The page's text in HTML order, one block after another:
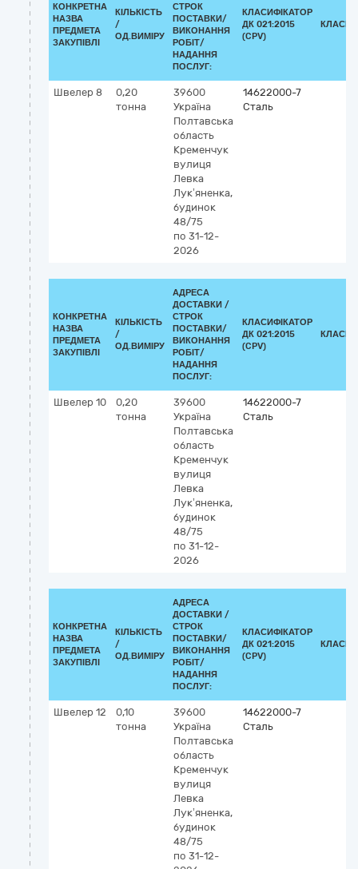
КОНКРЕТНА
НАЗВА
ПРЕДМЕТА
ЗАКУПІВЛІ
КІЛЬКІСТЬ
/
ОД.ВИМІРУ
СТРОК
ПОСТАВКИ/
ВИКОНАННЯ
РОБІТ/
НАДАННЯ
ПОСЛУГ:
КЛАСИФІКАТОР
ДК 021:2015
(CPV)
Швелер 8
0,20
тонна
39600
Україна
Полтавська
область
Кременчук
вулиця
Левка
Лук’яненка,
будинок
48/75
по 31-12-
2026
14622000-7
Сталь
КОНКРЕТНА
НАЗВА
ПРЕДМЕТА
ЗАКУПІВЛІ
КІЛЬКІСТЬ
/
ОД.ВИМІРУ
АДРЕСА
ДОСТАВКИ /
СТРОК
ПОСТАВКИ/
ВИКОНАННЯ
РОБІТ/
НАДАННЯ
ПОСЛУГ:
КЛАСИФІКАТОР
ДК 021:2015
(CPV)
Швелер 10
0,20
тонна
39600
Україна
Полтавська
область
Кременчук
вулиця
Левка
Лук’яненка,
будинок
48/75
по 31-12-
2026
14622000-7
Сталь
КОНКРЕТНА
НАЗВА
ПРЕДМЕТА
ЗАКУПІВЛІ
КІЛЬКІСТЬ
/
ОД.ВИМІРУ
АДРЕСА
ДОСТАВКИ /
СТРОК
ПОСТАВКИ/
ВИКОНАННЯ
РОБІТ/
НАДАННЯ
ПОСЛУГ:
КЛАСИФІКАТОР
ДК 021:2015
(CPV)
Швелер 12
0,10
тонна
39600
Україна
Полтавська
область
Кременчук
вулиця
Левка
Лук’яненка,
будинок
48/75
по 31-12-
14622000-7
Сталь